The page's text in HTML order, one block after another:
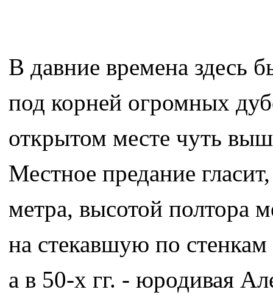
В давние времена здесь
под корней огромных
открытом месте чуть
Местное предание
метра, высотой полтора
на стекавшую по
а в 50-х гг. - юродивая